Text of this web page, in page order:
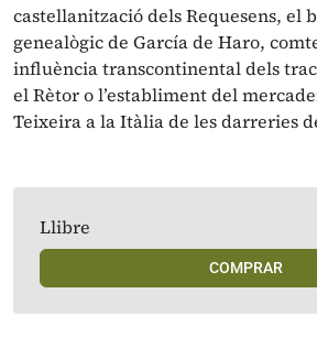
castellanització dels Requesens, el
genealògic de García de Haro,
influència transcontinental dels
el Rètor o l’establiment del
Teixeira a la Itàlia de les darreries
Llibre
COMPRAR